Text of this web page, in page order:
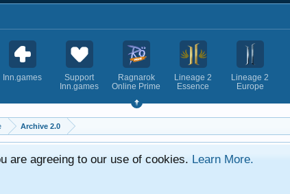
Inn.games
Support
Inn.games
Ragnarok
Online Prime
Lineage 2
Essence
Lineage 2
Europe
Archive 2.0
are agreeing to our use of cookies. Learn More.